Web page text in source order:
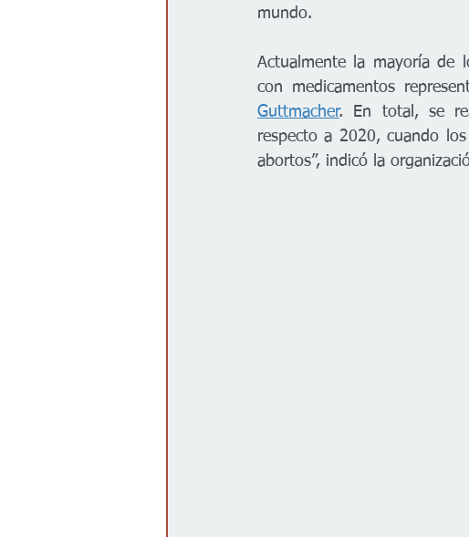
mundo.
Actualmente la mayoría de
con medicamentos
Guttmacher. En total, se
respecto a 2020, cuando
abortos”, indicó la